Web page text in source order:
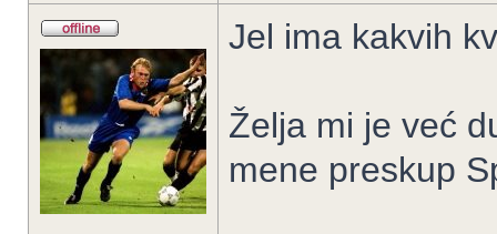
Jel ima kakvih
Želja mi je već
mene preskup